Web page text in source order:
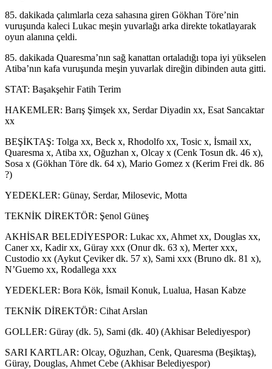
85. dakikada çalımlarla ceza sahasına giren Gökhan Töre’nin
vuruşunda kaleci Lukac meşin yuvarlağı arka direkte tokatlayarak
oyun alanına çeldi.
85. dakikada Quaresma’nın sağ kanattan ortaladığı topa iyi yükselen
Atiba’nın kafa vuruşunda meşin yuvarlak direğin dibinden auta gitti.
STAT: Başakşehir Fatih Terim
HAKEMLER: Barış Şimşek xx, Serdar Diyadin xx, Esat Sancaktar
xx
BEŞİKTAŞ: Tolga xx, Beck x, Rhodolfo xx, Tosic x, İsmail xx,
Quaresma x, Atiba xx, Oğuzhan x, Olcay x (Cenk Tosun dk. 46 x),
Sosa x (Gökhan Töre dk. 64 x), Mario Gomez x (Kerim Frei dk. 86
?)
YEDEKLER: Günay, Serdar, Milosevic, Motta
TEKNİK DİREKTÖR: Şenol Güneş
AKHİSAR BELEDİYESPOR: Lukac xx, Ahmet xx, Douglas xx,
Caner xx, Kadir xx, Güray xxx (Onur dk. 63 x), Merter xxx,
Custodio xx (Aykut Çeviker dk. 57 x), Sami xxx (Bruno dk. 81 x),
N’Guemo xx, Rodallega xxx
YEDEKLER: Bora Kök, İsmail Konuk, Lualua, Hasan Kabze
TEKNİK DİREKTÖR: Cihat Arslan
GOLLER: Güray (dk. 5), Sami (dk. 40) (Akhisar Belediyespor)
SARI KARTLAR: Olcay, Oğuzhan, Cenk, Quaresma (Beşiktaş),
Güray, Douglas, Ahmet Cebe (Akhisar Belediyespor)